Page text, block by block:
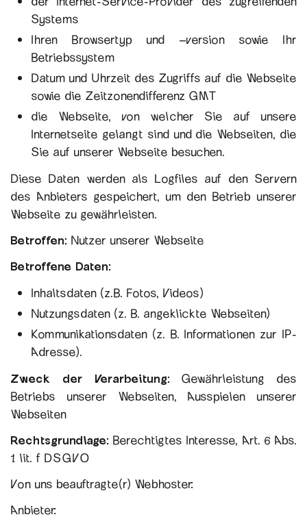
Systems
Ihren Browsertyp und –version sowie Ihr
Betriebssystem
Datum und Uhrzeit des Zugriffs auf die Webseite
sowie die Zeitzonendifferenz GMT
die Webseite, von welcher Sie auf unsere
Internetseite gelangt sind und die Webseiten, die
Sie auf unserer Webseite besuchen.
Diese Daten werden als Logfiles auf den Servern
des Anbieters gespeichert, um den Betrieb unserer
Webseite zu gewährleisten.
Betroffen: Nutzer unserer Webseite
Betroffene Daten:
Inhaltsdaten (z.B. Fotos, Videos)
Nutzungsdaten (z. B. angeklickte Webseiten)
Kommunikationsdaten (z. B. Informationen zur IP-
Adresse).
Zweck der Verarbeitung: Gewährleistung des
Betriebs unserer Webseiten, Ausspielen unserer
Webseiten
Rechtsgrundlage: Berechtigtes Interesse, Art. 6 Abs.
1 lit. f DSGVO
Von uns beauftragte(r) Webhoster:
Anbieter: